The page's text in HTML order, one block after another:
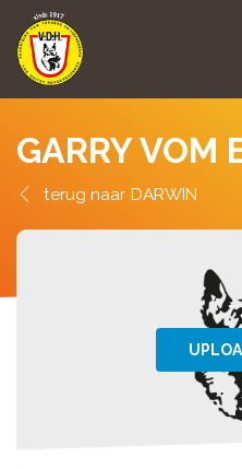
GARRY VOM
DARWIN